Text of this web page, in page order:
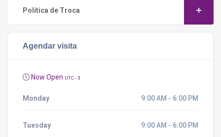
Política de Troca
Agendar visita
Now Open UTC - 3
Monday 9:00 AM - 6:00 PM
Tuesday 9:00 AM - 6:00 PM